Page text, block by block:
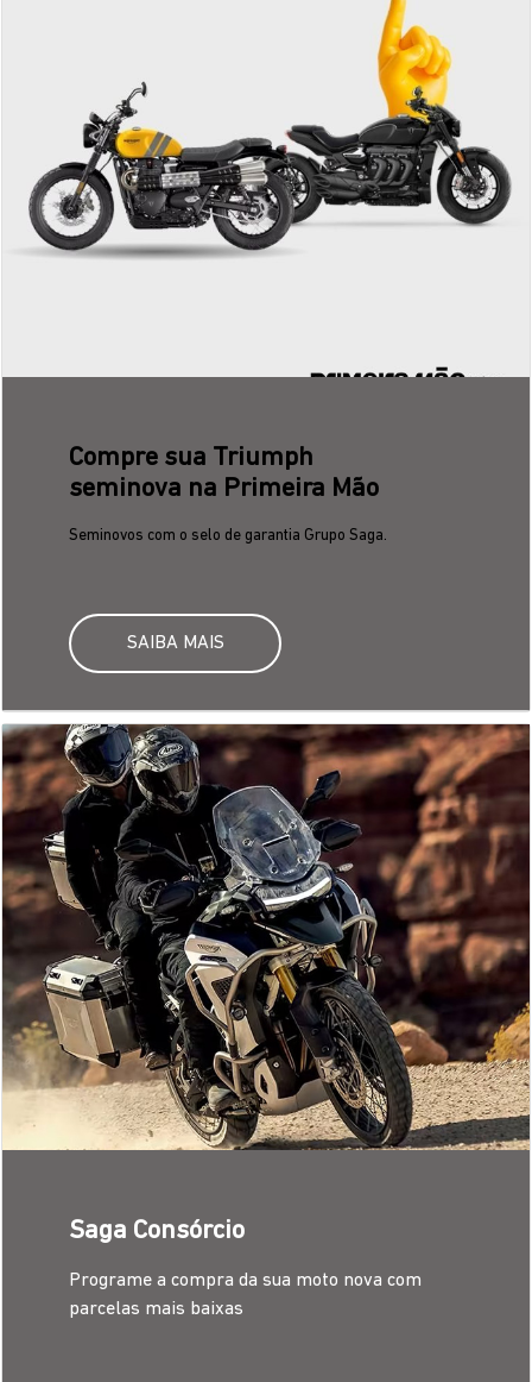
Compre sua Triumph
seminova na Primeira Mão
Seminovos com o selo de garantia Grupo Saga.
SAIBA MAIS
Saga Consórcio
Programe a compra da sua moto nova com
parcelas mais baixas